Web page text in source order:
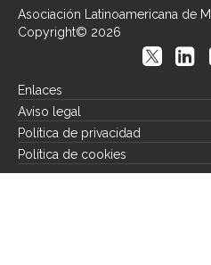
Asociación Latinoamericana de
Copyright© 2026
Enlaces
Aviso legal
Política de privacidad
Política de cookies